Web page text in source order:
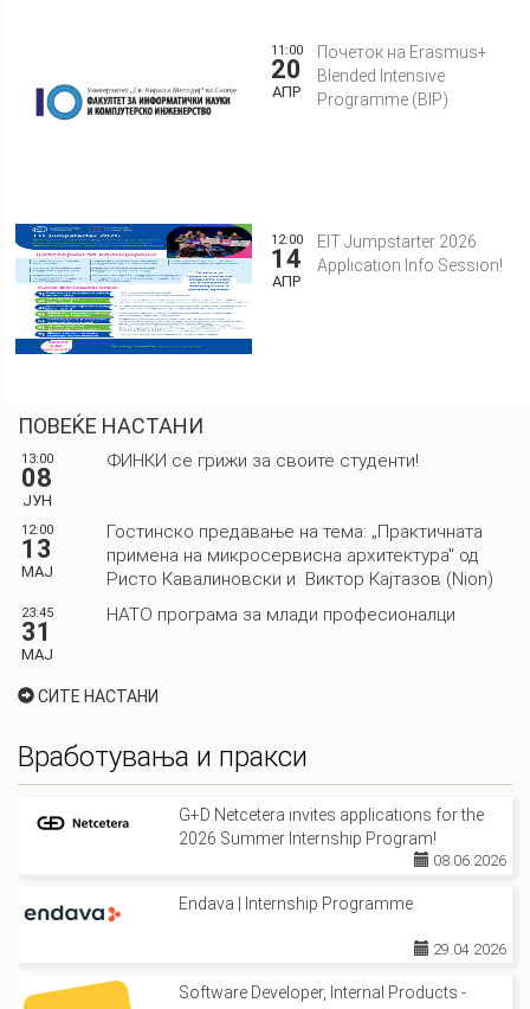
11:00
20
АПР
Почеток на Erasmus+
Blended Intensive
Programme (BIP)
12:00
14
АПР
EIT Jumpstarter 2026
Application Info Session!
ПОВЕЌЕ НАСТАНИ
13:00
08
ЈУН
ФИНКИ се грижи за своите студенти!
12:00
13
МАЈ
Гостинско предавање на тема: „Практичната
примена на микросервисна архитектура" од
Ристо Кавалиновски и Виктор Кајтазов (Nion)
23:45
31
МАЈ
НАТО програма за млади професионалци
СИТЕ НАСТАНИ
Вработувања и пракси
G+D Netcetera invites applications for the
2026 Summer Internship Program!
08.06.2026
Endava | Internship Programme
29.04.2026
Software Developer, Internal Products -